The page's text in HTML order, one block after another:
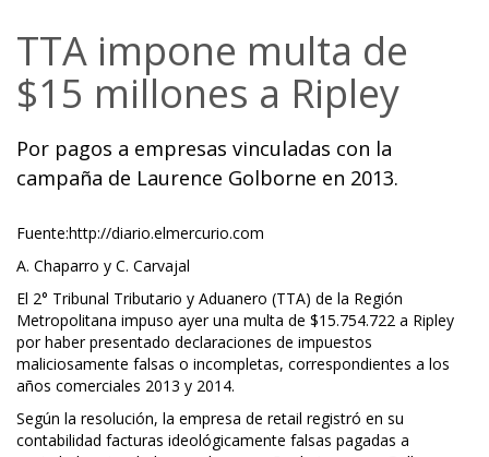
TTA impone multa de
$15 millones a Ripley
Por pagos a empresas vinculadas con la
campaña de Laurence Golborne en 2013.
Fuente:http://diario.elmercurio.com
A. Chaparro y C. Carvajal
El 2° Tribunal Tributario y Aduanero (TTA) de la Región
Metropolitana impuso ayer una multa de $15.754.722 a Ripley
por haber presentado declaraciones de impuestos
maliciosamente falsas o incompletas, correspondientes a los
años comerciales 2013 y 2014.
Según la resolución, la empresa de retail registró en su
contabilidad facturas ideológicamente falsas pagadas a